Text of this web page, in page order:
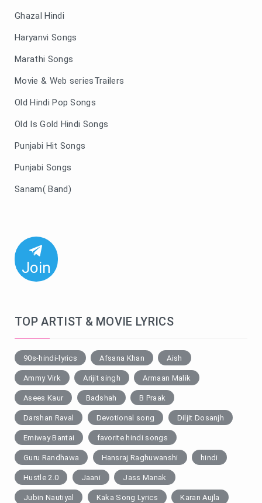
Ghazal Hindi
Haryanvi Songs
Marathi Songs
Movie & Web seriesTrailers
Old Hindi Pop Songs
Old Is Gold Hindi Songs
Punjabi Hit Songs
Punjabi Songs
Sanam( Band)
Join
TOP ARTIST & MOVIE LYRICS
90s-hindi-lyrics Afsana Khan Aish
Ammy Virk Arijit singh Armaan Malik
Asees Kaur Badshah B Praak
Darshan Raval Devotional song Diljit Dosanjh
Emiway Bantai favorite hindi songs
Guru Randhawa Hansraj Raghuwanshi hindi
Hustle 2.0 Jaani Jass Manak
Jubin Nautiyal Kaka Song Lyrics Karan Aujla